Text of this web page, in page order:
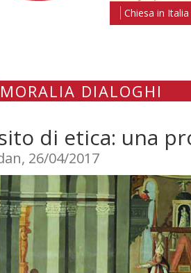
Chiesa in Italia
MORALIA DIALOGHI
di etica: una
26/04/2017